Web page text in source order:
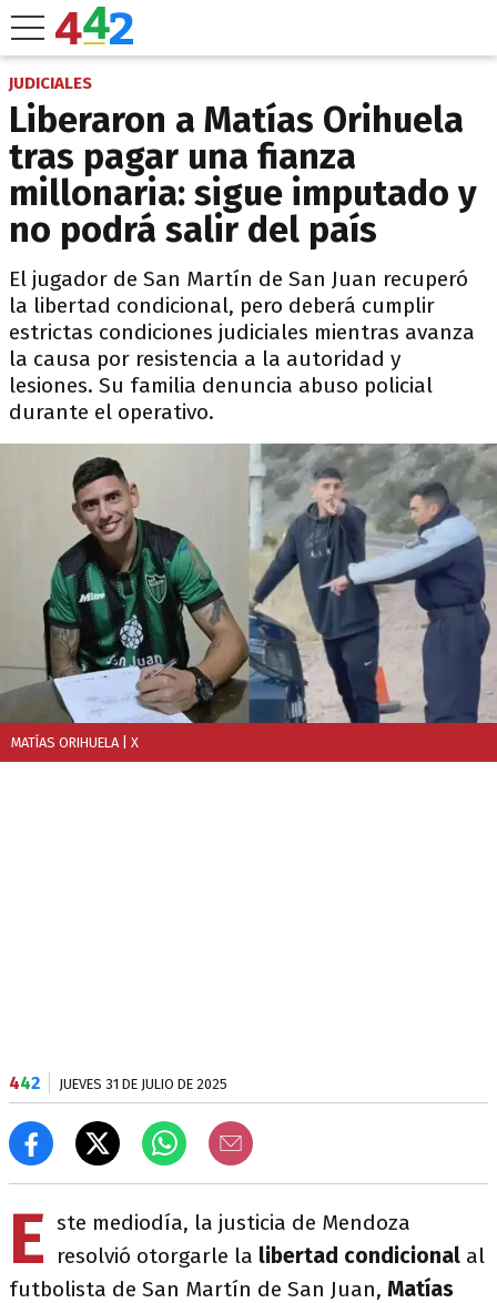
JUDICIALES
Liberaron a Matías Orihuela
tras pagar una fianza
millonaria: sigue imputado y
no podrá salir del país
El jugador de San Martín de San Juan recuperó
la libertad condicional, pero deberá cumplir
estrictas condiciones judiciales mientras avanza
la causa por resistencia a la autoridad y
lesiones. Su familia denuncia abuso policial
durante el operativo.
MATÍAS ORIHUELA | X
442 JUEVES 31 DE JULIO DE 2025
E ste mediodía, la justicia de Mendoza
resolvió otorgarle la libertad condicional al
futbolista de San Martín de San Juan, Matías